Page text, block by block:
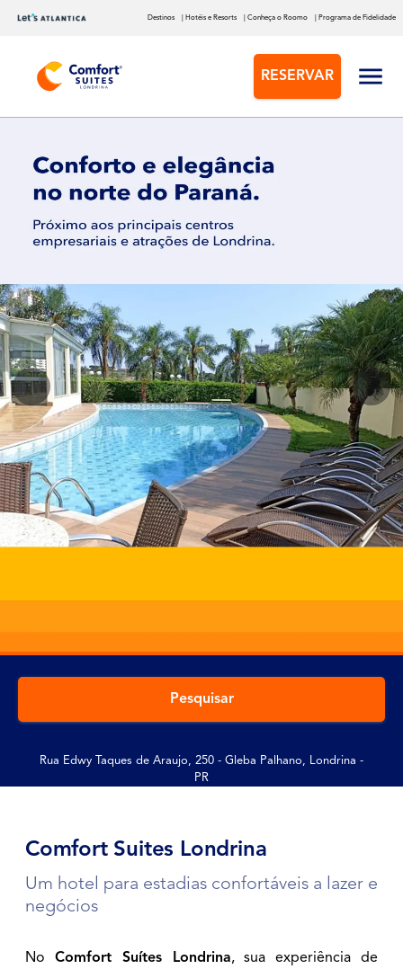
Destinos | Hotéis e Resorts | Conheça o Roomo | Programa de Fidelidade
RESERVAR
Pesquisar
Rua Edwy Taques de Araujo, 250 - Gleba Palhano, Londrina -
PR
Comfort Suites Londrina
Um hotel para estadias confortáveis a lazer e
negócios
No Comfort Suítes Londrina, sua experiência de